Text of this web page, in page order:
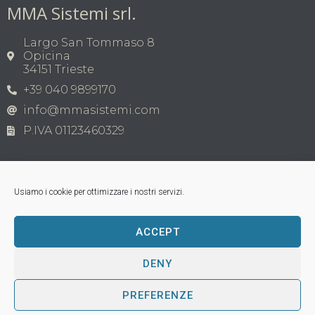
Usiamo i cookie per ottimizzare i nostri servizi.
ACCEPT
DENY
PREFERENZE
MMA Sistemi srl.
Largo San Tommaso 8
Opicina
34151 Trieste
+39 040 9899170
info@mmasistemi.com
P.IVA 01123460329
Copyright © MMA Sistemi s.r.l. 2026 | P.IVA
01123460329
Tutti i marchi appartengono ai legittimi proprietari;
loghi di terzi, nomi di prodotti commerciali, nomi di
corporazioni o aziende citati sono di proprietà dei
rispettivi titolari; tutti i marchi registrati vengono